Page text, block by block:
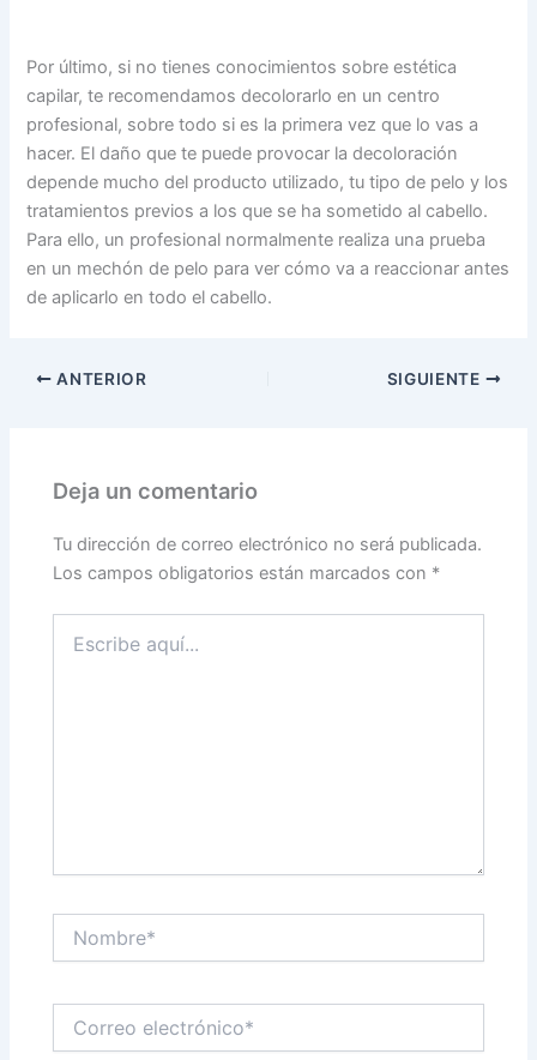
Por último, si no tienes conocimientos sobre estética
capilar, te recomendamos decolorarlo en un centro
profesional, sobre todo si es la primera vez que lo vas a
hacer. El daño que te puede provocar la decoloración
depende mucho del producto utilizado, tu tipo de pelo y los
tratamientos previos a los que se ha sometido al cabello.
Para ello, un profesional normalmente realiza una prueba
en un mechón de pelo para ver cómo va a reaccionar antes
de aplicarlo en todo el cabello.
ANTERIOR SIGUIENTE
Deja un comentario
Tu dirección de correo electrónico no será publicada.
Los campos obligatorios están marcados con *
aquí...
electrónico*